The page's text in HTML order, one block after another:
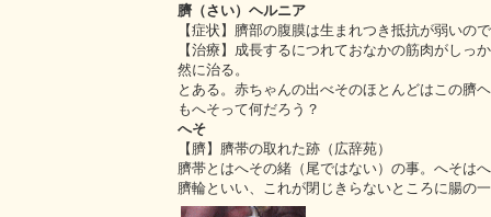
臍（さい）ヘルニア
【症状】臍部の腹膜は生まれつき抵抗が弱いの
【治療】成長するにつれておなかの筋肉がしっ
然に治る。
とある。赤ちゃんの出べそのほとんどはこの臍
もへそって何だろう？
へそ
【臍】臍帯の取れた跡（広辞苑）
臍帯とはへその緒（尾ではない）の事。へそは
臍輪といい、これが閉じきらないところに腸の